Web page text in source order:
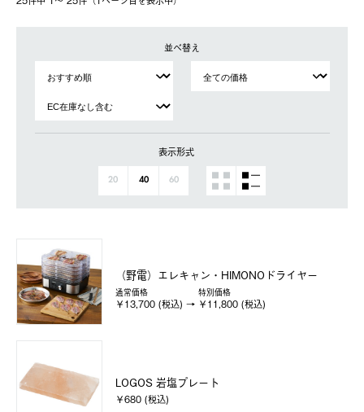
並べ替え
表示形式
20 40 60
（野電）エレキャン・HIMONOドライヤー
通常価格
￥13,700 (税込)
特別価格
￥11,800 (税込)
LOGOS 岩塩プレート
￥680 (税込)